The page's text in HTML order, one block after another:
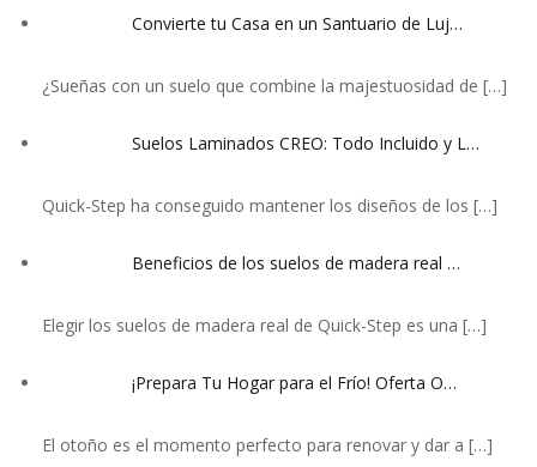
Convierte tu Casa en un Santuario de Luj…
¿Sueñas con un suelo que combine la majestuosidad de […]
Suelos Laminados CREO: Todo Incluido y L…
Quick-Step ha conseguido mantener los diseños de los […]
Beneficios de los suelos de madera real …
Elegir los suelos de madera real de Quick-Step es una […]
¡Prepara Tu Hogar para el Frío! Oferta O…
El otoño es el momento perfecto para renovar y dar a […]